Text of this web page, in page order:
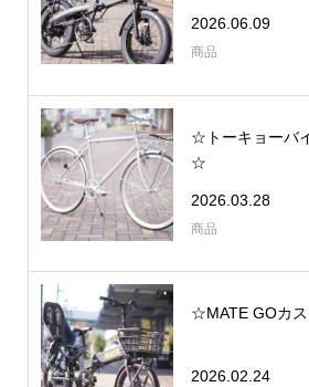
2026.06.09
商品
☆トーキョーバ
☆
2026.03.28
商品
☆MATE GOカ
2026.02.24